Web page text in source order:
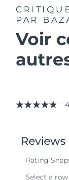
PAR
Voir
4.8
stars,
average
value.